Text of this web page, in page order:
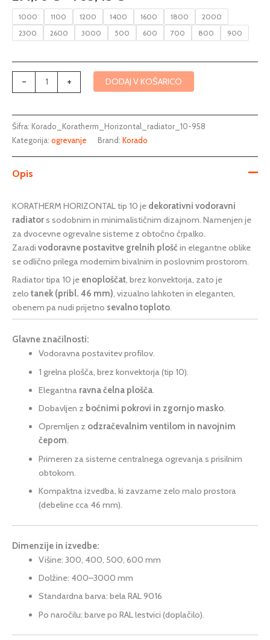
1000 1100 1200 1400 1600 1800
2000
2300
2600 3000 500 600 700 800 900
-
količina
+ DODAJ V KOŠARICO
Šifra: Korado_Koratherm_Horizontal_radiator_10-958
Kategorija: ogrevanje Brand: Korado
Opis
KORATHERM HORIZONTAL tip 10 je dekorativni vodoravni
radiators sodobnim in minimalističnim dizajnom. Namenjen je
za dvocevne ogrevalne sisteme z obtočno črpalko.
Zaradi vodoravne postavitve grelnih plošč in elegantne oblike
se odlično prilega modernim bivalnim in poslovnim prostorom.
Radiator tipa 10 je enoploščat, brez konvektorja, zato je
zelo tanek (pribl. 46 mm), vizualno lahkoten in eleganten,
obenem pa nudi prijetno sevalno toploto.
Glavne značilnosti:
Vodoravna postavitev profilov.
1 grelna plošča, brez konvektorja (tip 10).
Elegantna ravna čelna plošča.
Dobavljen z bočnimi pokrovi in zgornjo masko.
Opremljen z odzračevalnim ventilom in navojnim
čepom.
Primeren za sisteme centralnega ogrevanja s prisilnim
obtokom.
Kompaktna izvedba, ki zavzame zelo malo prostora
(debeline cca 46 mm).
Dimenzije in izvedbe:
Višine: 300, 400, 500, 600 mm
Dolžine: 400–3000 mm
Standardna barva: bela RAL 9016
Po naročilu: barve po RAL lestvici (doplačilo).